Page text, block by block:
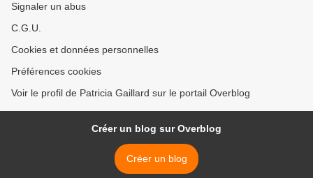
Signaler un abus
C.G.U.
Cookies et données personnelles
Préférences cookies
Voir le profil de Patricia Gaillard sur le portail Overblog
Créer un blog sur Overblog
Créer un blog